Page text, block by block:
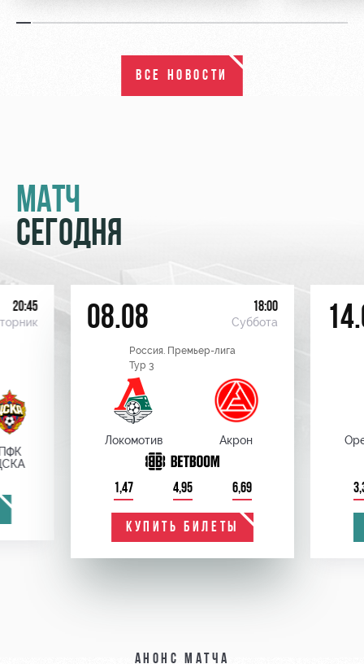
ВСЕ НОВОСТИ
МАТЧ
СЕГОДНЯ
20:45 08.08 18:00
Суббота
Россия. Премьер-лига
Тур 3
Локомотив Акрон
1,47 4,95 6,69
КУПИТЬ БИЛЕТЫ
Анонс матча